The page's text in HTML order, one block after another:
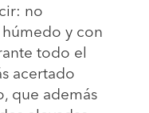
no
y con
todo el
acertado
que además